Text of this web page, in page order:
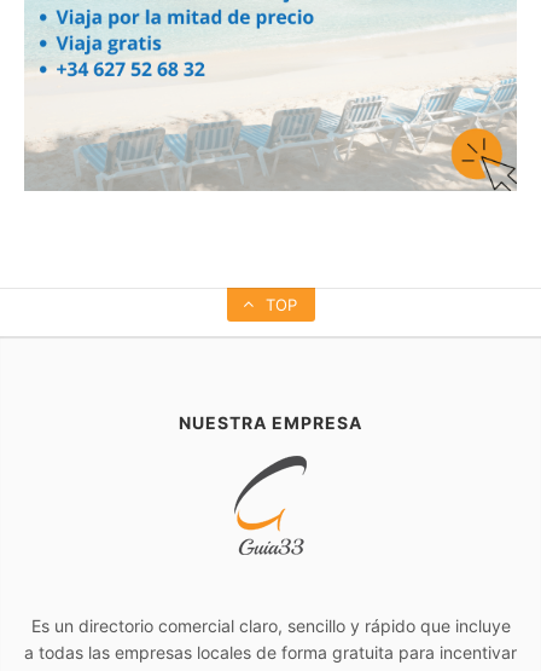
TOP
NUESTRA EMPRESA
Es un directorio comercial claro, sencillo y rápido que incluye
a todas las empresas locales de forma gratuita para incentivar